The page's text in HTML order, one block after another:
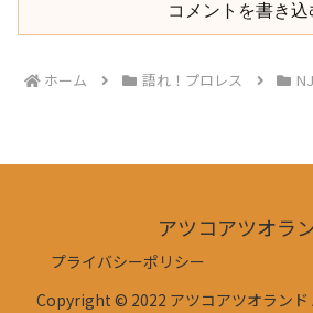
コメントを書き込
ホーム 語れ！プロレス
アツコアツオラ
プライバシーポリシー
Copyright © 2022 アツコアツオラン